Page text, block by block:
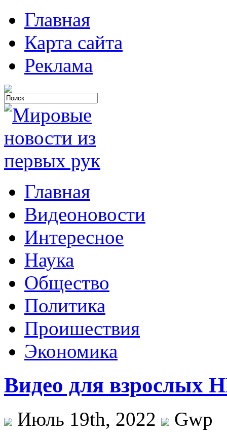
Главная
Карта сайта
Реклама
Главная
Видеоновости
Интересное
Наука
Общество
Политика
Проишествия
Экономика
Видео для взрослых
Июль 19th, 2022
Gwp